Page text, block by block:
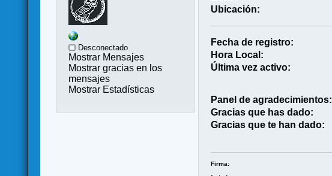
Desconectado
Mostrar Mensajes
Mostrar gracias en los
mensajes
Mostrar Estadísticas
Ubicación:
Fecha de registro:
Hora Local:
Última vez activo:
Panel de agradecimientos:
Gracias que has dado:
Gracias que te han dado:
Firma: